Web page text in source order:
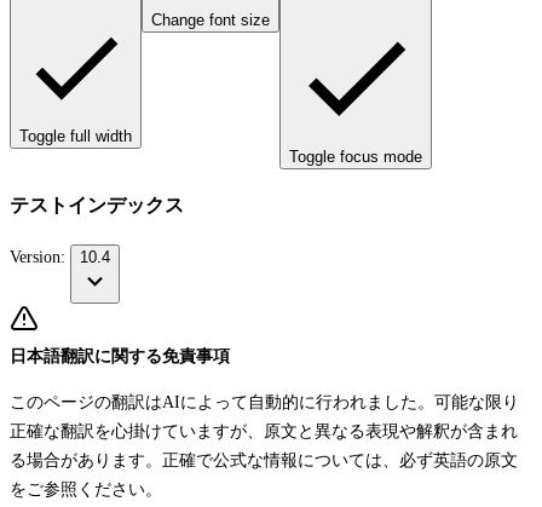
Toggle full width
Change font size
Toggle focus mode
テストインデックス
Version: 10.4
日本語翻訳に関する免責事項
このページの翻訳はAIによって自動的に行われました。可能な限り
正確な翻訳を心掛けていますが、原文と異なる表現や解釈が含まれ
る場合があります。正確で公式な情報については、必ず英語の原文
をご参照ください。